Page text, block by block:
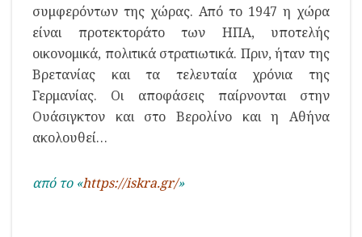
συμφερόντων της χώρας. Από το 1947 η χώρα
είναι προτεκτοράτο των ΗΠΑ, υποτελής
οικονομικά, πολιτικά στρατιωτικά. Πριν, ήταν της
Βρετανίας και τα τελευταία χρόνια της
Γερμανίας. Οι αποφάσεις παίρνονται στην
Ουάσιγκτον και στο Βερολίνο και η Αθήνα
ακολουθεί…
από το «https://iskra.gr/»